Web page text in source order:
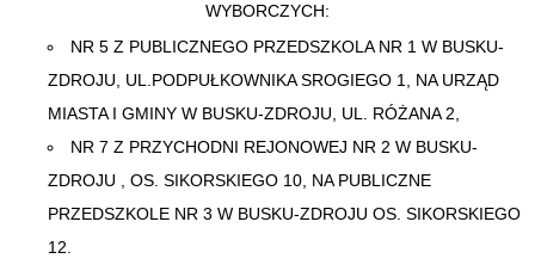
WYBORCZYCH:
NR 5 Z PUBLICZNEGO PRZEDSZKOLA NR 1 W BUSKU-
ZDROJU, UL.PODPUŁKOWNIKA SROGIEGO 1, NA URZĄD
MIASTA I GMINY W BUSKU-ZDROJU, UL. RÓŻANA 2,
NR 7 Z PRZYCHODNI REJONOWEJ NR 2 W BUSKU-
ZDROJU , OS. SIKORSKIEGO 10, NA PUBLICZNE
PRZEDSZKOLE NR 3 W BUSKU-ZDROJU OS. SIKORSKIEGO
12.